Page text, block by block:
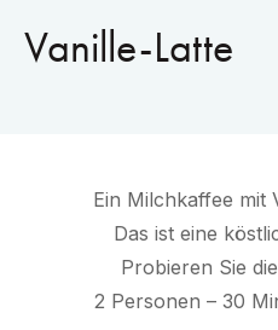
Vanille-Latte
Ein Milchkaffee mit
Das ist eine
Probieren Sie
2 Personen – 30